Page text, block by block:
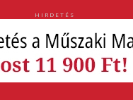
HIRDETÉS